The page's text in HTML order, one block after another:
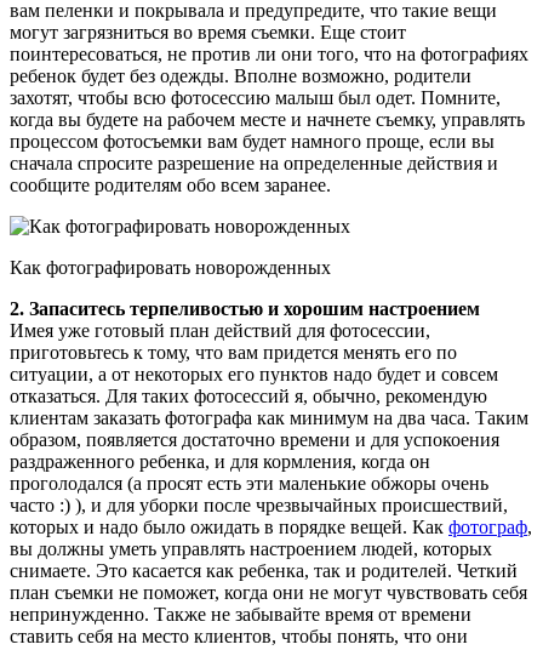
вам пеленки и покрывала и предупредите, что такие вещи
могут загрязниться во время съемки. Еще стоит
поинтересоваться, не против ли они того, что на фотографиях
ребенок будет без одежды. Вполне возможно, родители
захотят, чтобы всю фотосессию малыш был одет. Помните,
когда вы будете на рабочем месте и начнете съемку, управлять
процессом фотосъемки вам будет намного проще, если вы
сначала спросите разрешение на определенные действия и
сообщите родителям обо всем заранее.
Как фотографировать новорожденных
2. Запаситесь терпеливостью и хорошим настроением
Имея уже готовый план действий для фотосессии,
приготовьтесь к тому, что вам придется менять его по
ситуации, а от некоторых его пунктов надо будет и совсем
отказаться. Для таких фотосессий я, обычно, рекомендую
клиентам заказать фотографа как минимум на два часа. Таким
образом, появляется достаточно времени и для успокоения
раздраженного ребенка, и для кормления, когда он
проголодался (а просят есть эти маленькие обжоры очень
часто :) ), и для уборки после чрезвычайных происшествий,
которых и надо было ожидать в порядке вещей. Как фотограф,
вы должны уметь управлять настроением людей, которых
снимаете. Это касается как ребенка, так и родителей. Четкий
план съемки не поможет, когда они не могут чувствовать себя
непринужденно. Также не забывайте время от времени
ставить себя на место клиентов, чтобы понять, что они